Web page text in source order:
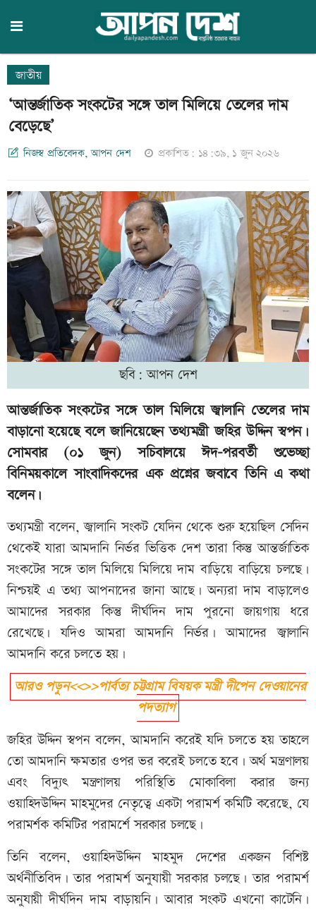
জাতীয়
‘আন্তর্জাতিক সংকটের সঙ্গে তাল মিলিয়ে তেলের দাম
বেড়েছে’
নিজস্ব প্রতিবেদক, আপন দেশ প্রকাশিত: ১৪:৩৯, ১ জুন ২০২৬
ছবি: আপন দেশ
আন্তর্জাতিক সংকটের সঙ্গে তাল মিলিয়ে জ্বালানি তেলের দাম
বাড়ানো হয়েছে বলে জানিয়েছেন তথ্যমন্ত্রী জহির উদ্দিন স্বপন।
সোমবার (০১ জুন) সচিবালয়ে ঈদ-পরবর্তী শুভেচ্ছা
বিনিময়কালে সাংবাদিকদের এক প্রশ্নের জবাবে তিনি এ কথা
বলেন।
তথ্যমন্ত্রী বলেন, জ্বালানি সংকট যেদিন থেকে শুরু হয়েছিল সেদিন
থেকেই যারা আমদানি নির্ভর ভিত্তিক দেশ তারা কিন্তু আন্তর্জাতিক
সংকটের সঙ্গে তাল মিলিয়ে মিলিয়ে দাম বাড়িয়ে বাড়িয়ে চলছে।
নিশ্চয়ই এ তথ্য আপনাদের জানা আছে। অন্যরা দাম বাড়ালেও
আমাদের সরকার কিন্তু দীর্ঘদিন দাম পুরনো জায়গায় ধরে
রেখেছে। যদিও আমরা আমদানি নির্ভর। আমাদের জ্বালানি
আমদানি করে চলতে হয়।
আরও পড়ুন<<>>পার্বত্য চট্টগ্রাম বিষয়ক মন্ত্রী দীপেন দেওয়ানের
পদত্যাগ
জহির উদ্দিন স্বপন বলেন, আমদানি করেই যদি চলতে হয় তাহলে
তো আমদানি ক্ষমতার ওপর ভর করেই চলতে হবে। অর্থ মন্ত্রণালয়
এবং বিদ্যুৎ মন্ত্রণালয় পরিস্থিতি মোকাবিলা করার জন্য
ওয়াহিদউদ্দিন মাহমুদের নেতৃত্বে একটা পরামর্শ কমিটি করেছে, যে
পরামর্শক কমিটির পরামর্শে সরকার চলছে।
তিনি বলেন, ওয়াহিদউদ্দিন মাহমুদ দেশের একজন বিশিষ্ট
অর্থনীতিবিদ। তার পরামর্শ অনুযায়ী সরকার চলছে। তার পরামর্শ
অনুযায়ী দীর্ঘদিন দাম বাড়ায়নি। আবার সংকট এখনো কাটেনি।